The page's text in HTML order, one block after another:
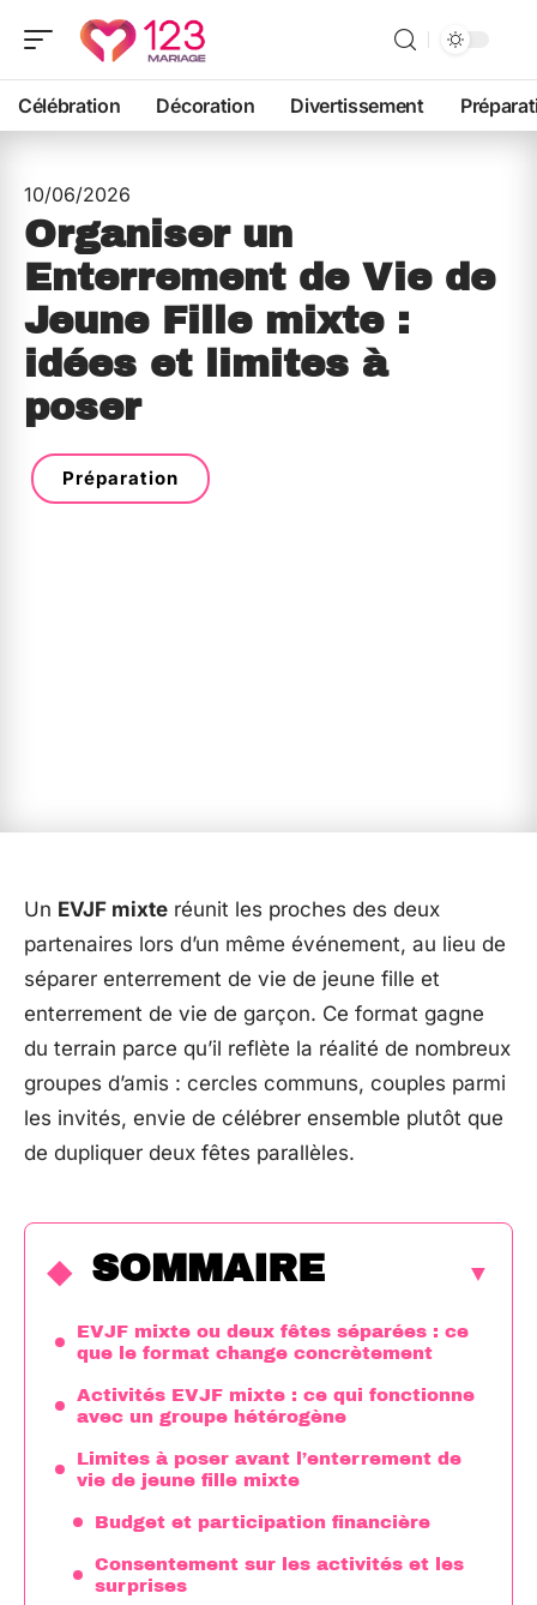
Célébration Décoration Divertissement
10/06/2026
Organiser un
Enterrement de Vie de
Jeune Fille mixte :
idées et limites à
poser
Préparation
Un EVJF mixte réunit les proches des deux
partenaires lors d’un même événement, au lieu de
séparer enterrement de vie de jeune fille et
enterrement de vie de garçon. Ce format gagne
du terrain parce qu’il reflète la réalité de nombreux
groupes d’amis : cercles communs, couples parmi
les invités, envie de célébrer ensemble plutôt que
de dupliquer deux fêtes parallèles.
SOMMAIRE
EVJF mixte ou deux fêtes séparées : ce
que le format change concrètement
Activités EVJF mixte : ce qui fonctionne
avec un groupe hétérogène
Limites à poser avant l’enterrement de
vie de jeune fille mixte
Budget et participation financière
Consentement sur les activités et les
surprises